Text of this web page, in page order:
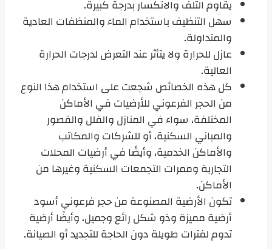
يقاوم التلف والانكسار بدرجة كبيرة.
سهل التنظيف باستخدام الماء والمنظفات العادية
والمتداولة.
عازل للحرارة ولا يتأثر عند التعرض لدرجات الحرارة
العالية.
كل هذه الخصائص شجعت على استخدام هذا النوع
من الحجر الفرعوني للأرضيات في الأماكن
المختلفة، سواء في المنازل والفلل والقصور
والمباني السكنية، أو للشركات والمكاتب
والأماكن الخدمية، وأيضًا في أرضيات المحلات
التجارية وممرات التجمعات السكنية وغيرها من
الأماكن.
تكون الأرضية المصنوعة من حجر فرعوني أسود
أرضية مميزة وذو شكل رائع وجميل، وأيضًا أرضية
تدوم لفترات طويلة دون الحاجة للتجديد أو الصيانة.